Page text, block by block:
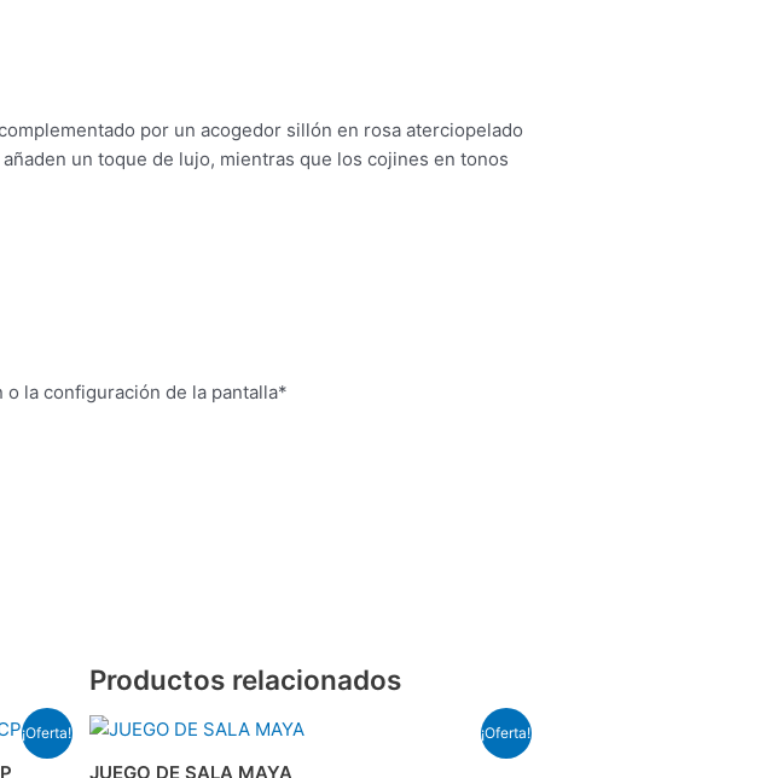
por un acogedor sillón en rosa aterciopelado
un toque de lujo, mientras que los cojines en tonos
la configuración de la pantalla*
¡Oferta!
Productos relacionados
¡Oferta!
JUEGO DE SALA MAYA
El
original
El
actual